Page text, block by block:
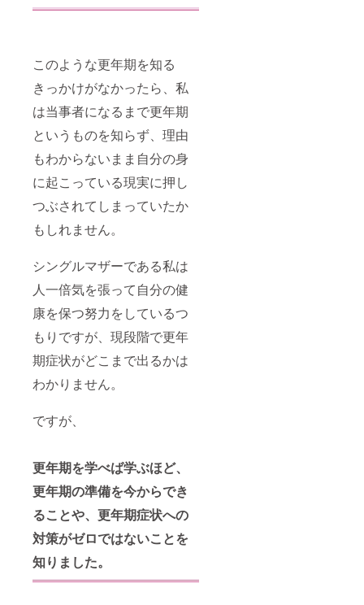
このような更年期を知る
きっかけがなかったら、私
は当事者になるまで更年期
というものを知らず、理由
もわからないまま自分の身
に起こっている現実に押し
つぶされてしまっていたか
もしれません。
シングルマザーである私は
人一倍気を張って自分の健
康を保つ努力をしているつ
もりですが、現段階で更年
期症状がどこまで出るかは
わかりません。
ですが、
更年期を学べば学ぶほど、
更年期の準備を今からでき
ることや、更年期症状への
対策がゼロではないことを
知りました。